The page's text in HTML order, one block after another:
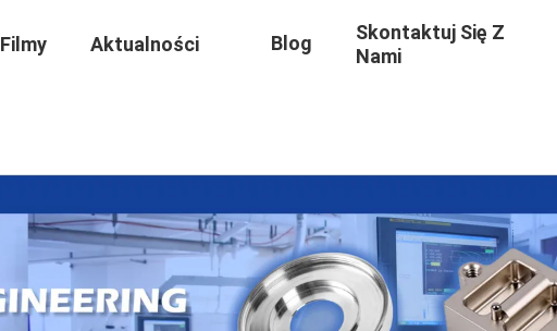
Filmy Aktualności Blog
Skontaktuj Się Z
Nami